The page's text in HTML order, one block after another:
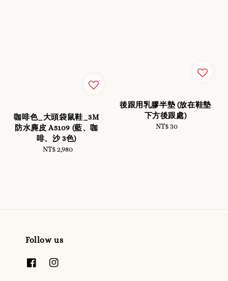
咖啡色_大頭袋鼠鞋_3M
防水麂皮 A5109 (藍、咖
啡、沙 3色)
Regular
NT$ 2,980
後跟用乳膠半墊 (放在鞋墊
下方後跟處)
Regular
NT$ 30
Follow us